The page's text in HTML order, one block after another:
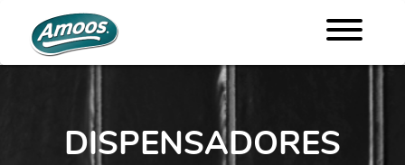
DISPENSADORES